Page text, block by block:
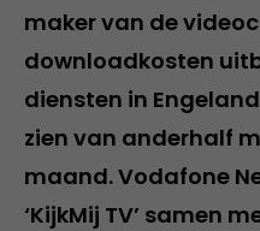
maker van de
downloadkosten
diensten in
zien van anderhalf
maand. Vodafone
‘KijkMij TV’ samen